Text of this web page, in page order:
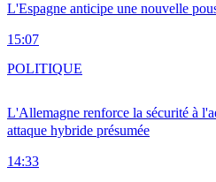
L'Espagne anticipe une nouvelle
15:07
L'Allemagne renforce la sécurité à
attaque hybride présumée
14:33
POLITIQUE